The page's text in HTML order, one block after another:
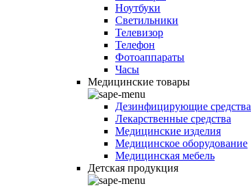
Ноутбуки
Светильники
Телевизор
Телефон
Фотоаппараты
Часы
Медицинские товары
Дезинфицирующие средства
Лекарственные средства
Медицинские изделия
Медицинское оборудование
Медицинская мебель
Детская продукция